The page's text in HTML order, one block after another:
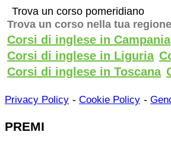
Trova un corso pomeridiano
Trova un corso nella tua
Corsi di inglese in Campania
Corsi di inglese in Liguria
Corsi di inglese in Toscana
Privacy Policy - Cookie Policy -
PREMI